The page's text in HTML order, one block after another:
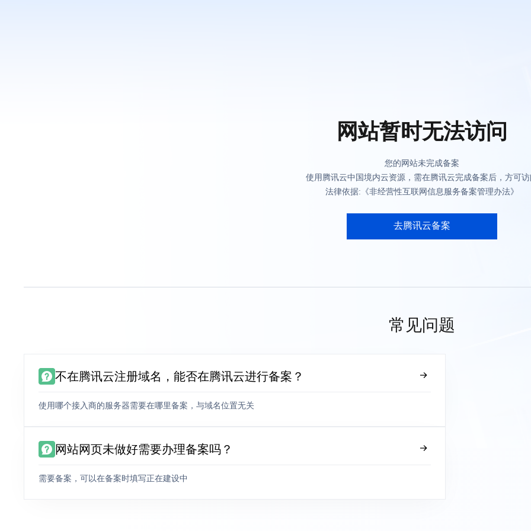
网站暂时无法访问
您的网站未完成备案
使用腾讯云中国境内云资源，需在腾讯云完成备案后，方可
法律依据:《非经营性互联网信息服务备案管理办法》
去腾讯云备案
常见问题
不在腾讯云注册域名，能否在腾讯云进行备案？
使用哪个接入商的服务器需要在哪里备案，与域名位置无关
网站网页未做好需要办理备案吗？
需要备案，可以在备案时填写正在建设中